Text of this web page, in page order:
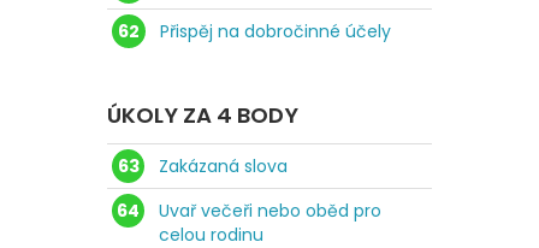
62
Přispěj na dobročinné účely
ÚKOLY ZA 4 BODY
63
Zakázaná slova
64
Uvař večeři nebo oběd pro
celou rodinu